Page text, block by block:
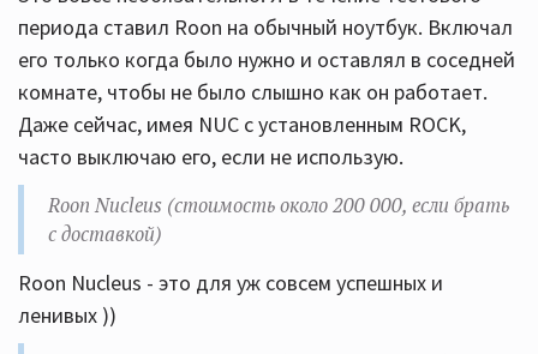
периода ставил Roon на обычный ноутбук. Включал
его только когда было нужно и оставлял в соседней
комнате, чтобы не было слышно как он работает.
Даже сейчас, имея NUC с установленным ROCK,
часто выключаю его, если не использую.
Roon Nucleus (стоимость около 200 000, если брать
с доставкой)
Roon Nucleus - это для уж совсем успешных и
ленивых ))